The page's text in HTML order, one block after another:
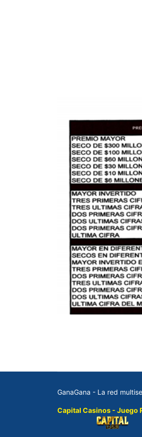
GanaGana - La red
Capital Casinos - Juego